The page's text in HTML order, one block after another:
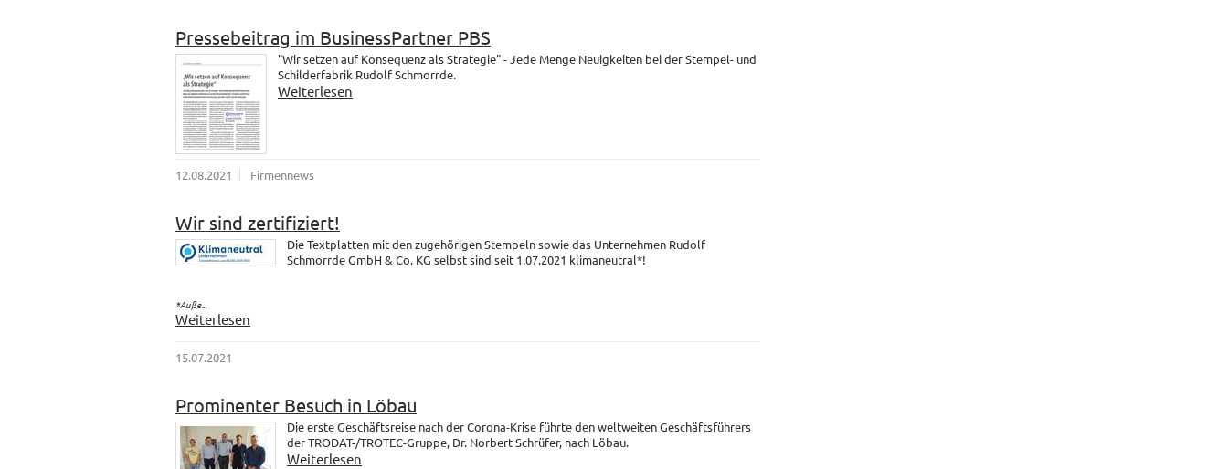
Pressebeitrag im BusinessPartner PBS
"Wir setzen auf Konsequenz als Strategie" - Jede Menge Neuigkeiten bei der Stempel- und
Schilderfabrik Rudolf Schmorrde.
Weiterlesen
12.08.2021 Firmennews
Wir sind zertifiziert!
Die Textplatten mit den zugehörigen Stempeln sowie das Unternehmen Rudolf
Schmorrde GmbH & Co. KG selbst sind seit 1.07.2021 klimaneutral*!
*Auße...
Weiterlesen
15.07.2021
Prominenter Besuch in Löbau
Die erste Geschäftsreise nach der Corona-Krise führte den weltweiten Geschäftsführers
der TRODAT-/TROTEC-Gruppe, Dr. Norbert Schrüfer, nach Löbau.
Weiterlesen